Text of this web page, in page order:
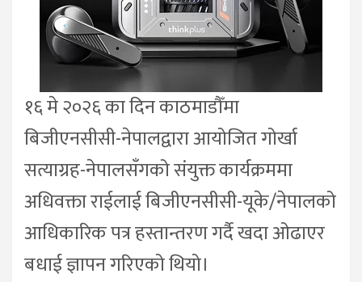
१६ मे २०२६ का दिन काठमाडौँमा
बिजीएनसीसी-नेपालद्वारा आयोजित गोर्खा
सत्याग्रह-नेपालसँगको संयुक्त कार्यक्रममा
अधिवक्ता राईलाई बिजीएनसीसी-यूके/नेपालको
आधिकारिक पत्र हस्तान्तरण गर्दै खदा ओढाएर
बधाई ज्ञापन गरिएको थियो।